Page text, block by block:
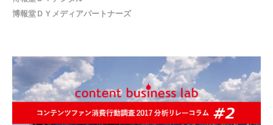
博報堂ＤＹメディアパートナーズ